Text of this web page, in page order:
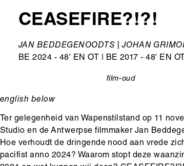
CEASEFIRE?!?!
Ondertitel
JAN BEDDEGENOODTS | JOHAN
BE 2024 - 48' EN OT | BE 2017 - 48' EN OT
film-oud
english below
Ter gelegenheid van Wapenstilstand op 11
Studio en de Antwerpse filmmaker Jan
Hoe verhoudt de dringende nood aan vrede
pacifist anno 2024? Waarom stopt deze